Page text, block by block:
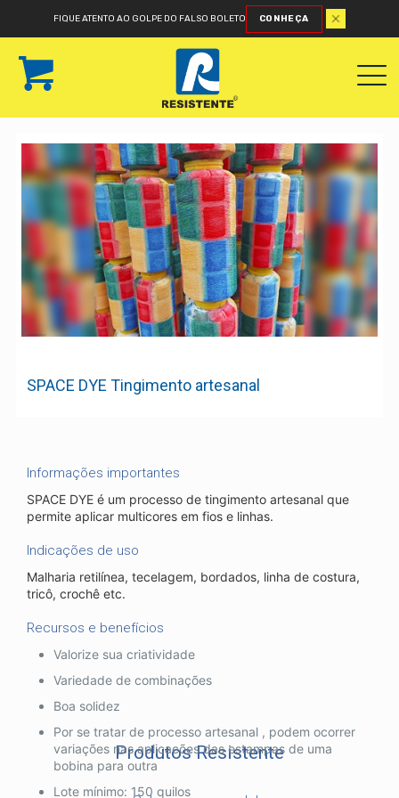
FIQUE ATENTO AO GOLPE DO FALSO BOLETO CONHEÇA
SPACE DYE Tingimento artesanal
Informações importantes
SPACE DYE é um processo de tingimento artesanal que
permite aplicar multicores em fios e linhas.
Indicações de uso
Malharia retilínea, tecelagem, bordados, linha de costura,
tricô, crochê etc.
Recursos e benefícios
Valorize sua criatividade
Variedade de combinações
Boa solidez
Por se tratar de processo artesanal , podem ocorrer
variações nas aplicacões das estampas de uma
bobina para outra
Lote mínimo: 150 quilos
Produtos Resistente